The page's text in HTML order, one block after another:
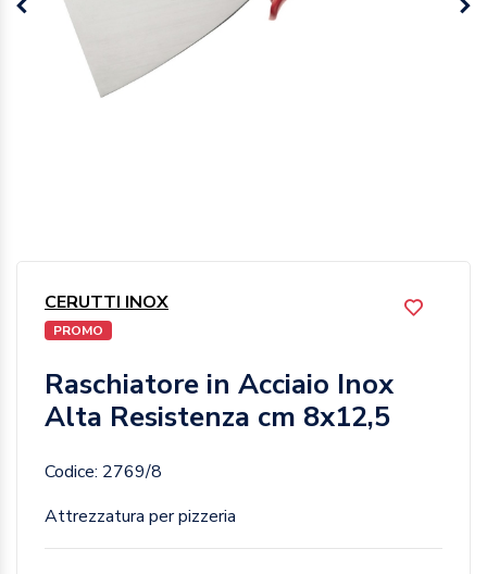
CERUTTI INOX
PROMO
Raschiatore in Acciaio Inox
Alta Resistenza cm 8x12,5
Codice: 2769/8
Attrezzatura per pizzeria